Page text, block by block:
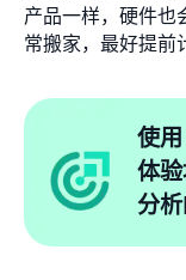
产品一样，硬件也
常搬家，最好提前
使
体验
分析